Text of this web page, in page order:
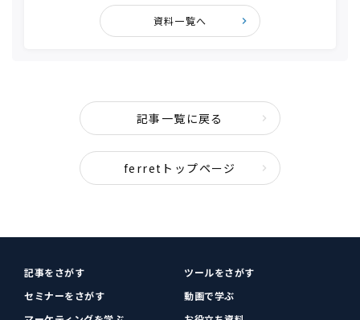
資料一覧へ
記事一覧に戻る
ferretトップページ
記事をさがす
ツールをさがす
セミナーをさがす
動画で学ぶ